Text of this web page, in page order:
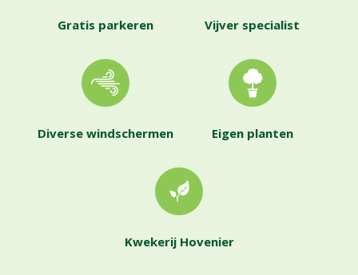
Gratis parkeren Vijver specialist
Diverse windschermen Eigen planten
Kwekerij Hovenier